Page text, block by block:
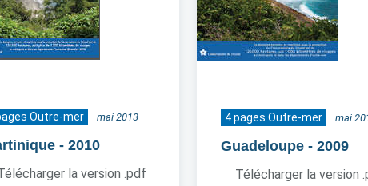
Outre-mer mai 2013
- 2010
la version .pdf
4 pages Outre-mer mai
Guadeloupe - 2009
Télécharger la version